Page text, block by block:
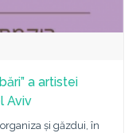
a artistei
Aviv
și găzdui, în